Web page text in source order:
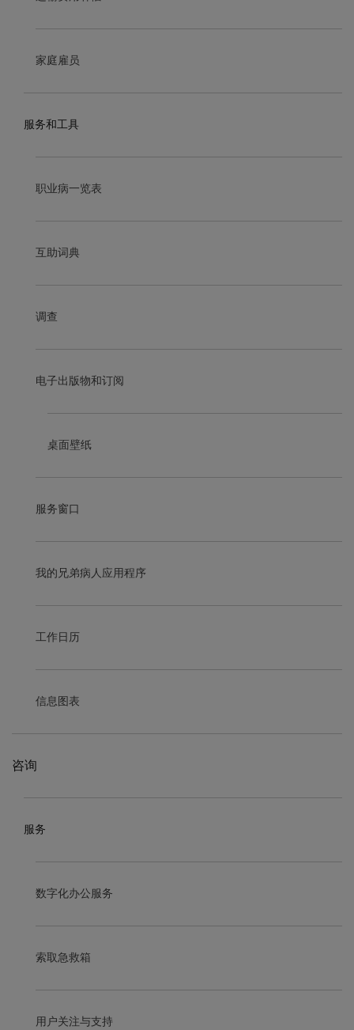
家庭雇员
服务和工具
职业病一览表
互助词典
调查
电子出版物和订阅
桌面壁纸
服务窗口
我的兄弟病人应用程序
工作日历
信息图表
咨询
服务
数字化办公服务
索取急救箱
用户关注与支持